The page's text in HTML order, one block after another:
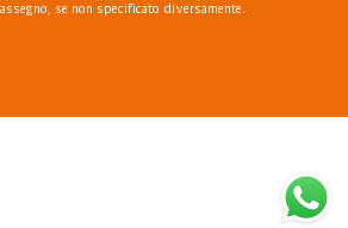
se non specificato diversamente.